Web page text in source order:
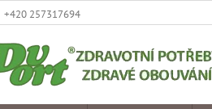
+420 257317694